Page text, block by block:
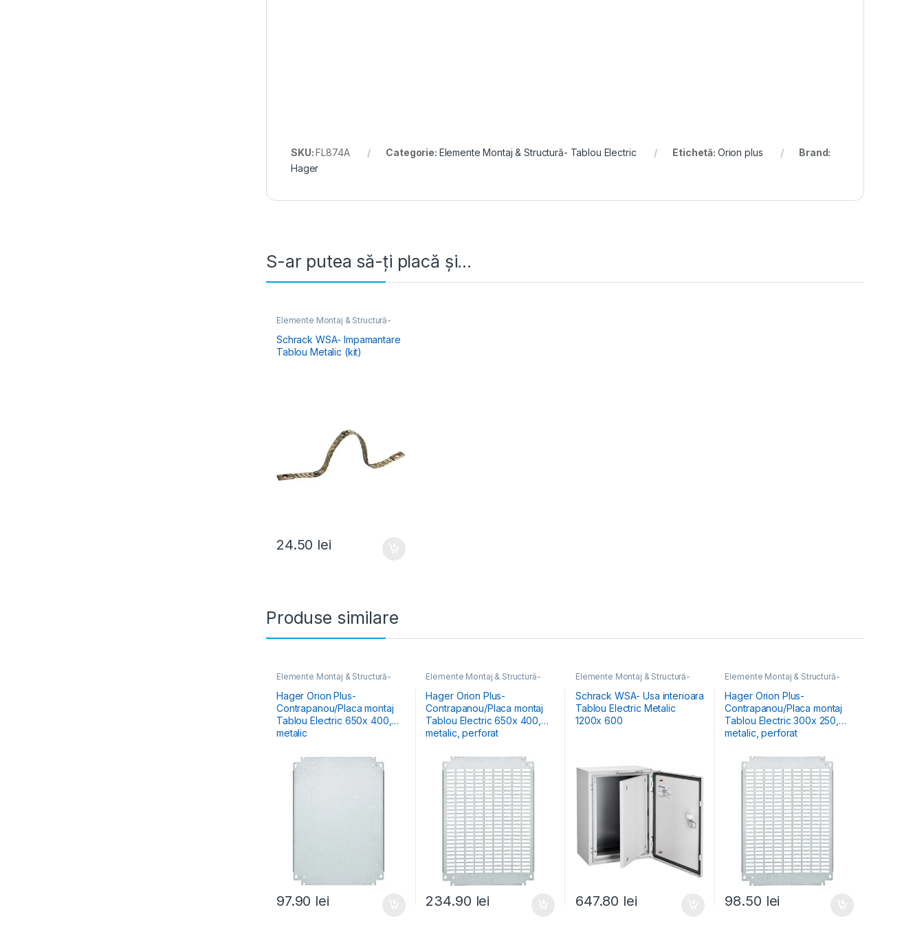
SKU:FL874A Categorie: Elemente Montaj & Structură- Tablou Electric Etichetă: Orion plus
Brand:
Hager
S-ar putea să-ți placă și…
Elemente Montaj & Structură-
Schrack WSA- Impamantare
Tablou Metalic (kit)
24.50 lei
Produse similare
Elemente Montaj & Structură-
Tablouri Cofrete
& Dulapuri Electrice
Hager Orion Plus-
Contrapanou/Placa montaj
Tablou Electric 650x 400,
metalic
97.90 lei
Elemente Montaj & Structură-
Tablouri Cofrete
& Dulapuri Electrice
Hager Orion Plus-
Contrapanou/Placa montaj
Tablou Electric 650x 400,
metalic, perforat
234.90 lei
Elemente Montaj & Structură-
Tablouri
Electrice Comercial & Industrial
Schrack WSA- Usa interioara
Tablou Electric Metalic
1200x 600
647.80 lei
Elemente Montaj & Structură-
Tablouri Cofrete
& Dulapuri Electrice
Hager Orion Plus-
Contrapanou/Placa montaj
Tablou Electric 300x 250,
metalic, perforat
98.50 lei